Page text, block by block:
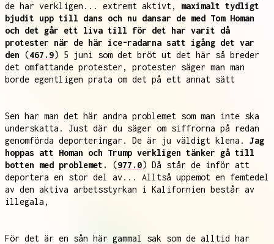
de har verkligen... extremt aktivt, maximalt tydligt
bjudit upp till dans och nu dansar de med Tom Homan
och det går ett liva till för det har varit då
protester när de här ice-radarna satt igång det var
den (467.9) 5 juni som det bröt ut det här så breder
det omfattande protester, protester säger man man
borde egentligen prata om det på ett annat sätt
Sen har man det här andra problemet som man inte ska
underskatta. Just där du säger om siffrorna på redan
genomförda deporteringar. De är ju väldigt klena. Jag
hoppas att Homan och Trump verkligen tänker gå till
botten med problemet.
(977.0) Då står de inför att
deportera en stor del av... Alltså uppemot en femtedel
av den aktiva arbetsstyrkan i Kalifornien består av
illegala,
För det är en sån här gammal sak som de alltid har